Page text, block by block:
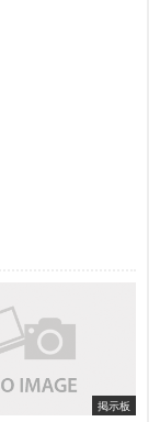
掲示板